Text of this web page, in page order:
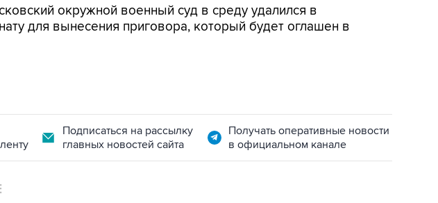
окружной военный суд в среду удалился в
для вынесения приговора, который будет оглашен в
Подписаться на рассылку
главных новостей сайта
Получать оперативные новости
в официальном канале